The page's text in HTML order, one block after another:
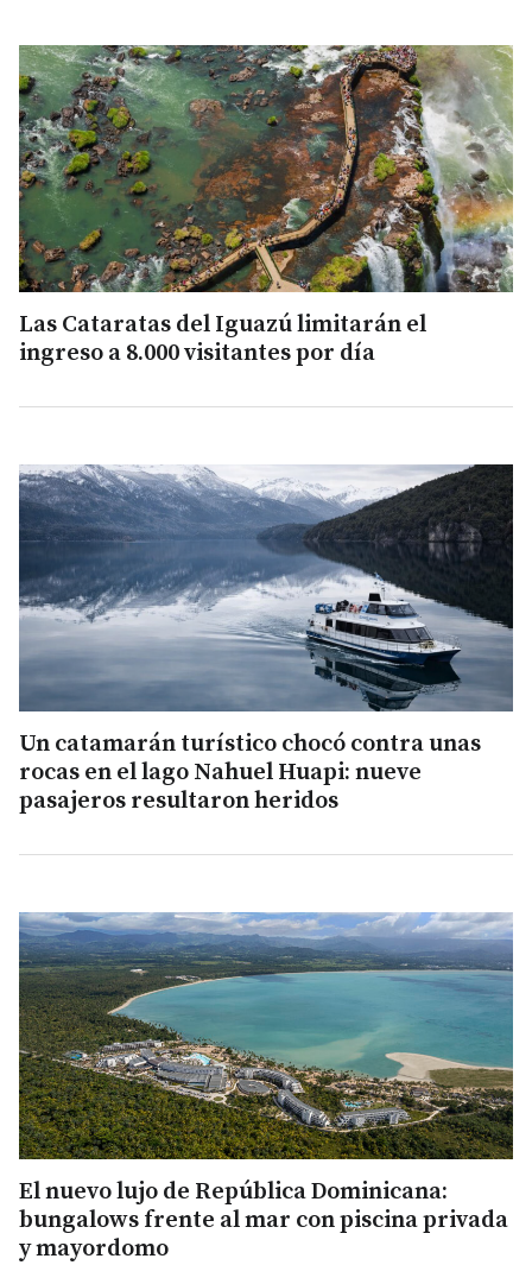
Las Cataratas del Iguazú limitarán el
ingreso a 8.000 visitantes por día
Un catamarán turístico chocó contra unas
rocas en el lago Nahuel Huapi: nueve
pasajeros resultaron heridos
El nuevo lujo de República Dominicana:
bungalows frente al mar con piscina privada
y mayordomo